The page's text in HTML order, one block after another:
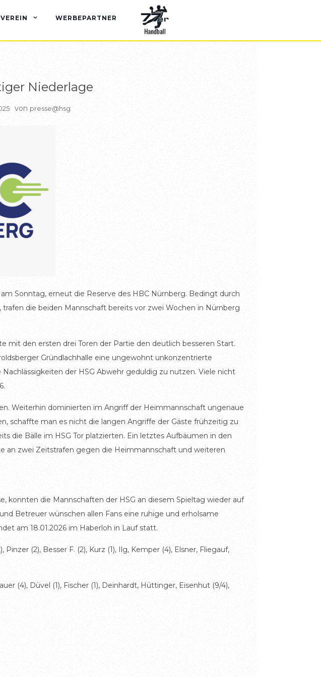
VEREIN WERBEPARTNER
Niederlage
von presse@hsg
Sonntag, erneut die Reserve des HBC Nürnberg. Bedingt durch
die beiden Mannschaft bereits vor zwei Wochen in Nürnberg
mit den ersten drei Toren der Partie den deutlich besseren Start.
Gründlachhalle eine ungewohnt unkonzentrierte
der HSG Abwehr geduldig zu nutzen. Viele nicht
Weiterhin dominierten im Angriff der Heimmannschaft ungenaue
schaffte man es nicht die langen Angriffe der Gäste frühzeitig zu
die Bälle im HSG Tor platzierten. Ein letztes Aufbäumen in den
an zwei Zeitstrafen gegen die Heimmannschaft und weiteren
konnten die Mannschaften der HSG an diesem Spieltag wieder auf
Betreuer wünschen allen Fans eine ruhige und erholsame
am 18.01.2026 im Haberloh in Lauf statt.
(2), Besser F. (2), Kurz (1), Ilg, Kemper (4), Elsner, Fliegauf,
(4), Düvel (1), Fischer (1), Deinhardt, Hüttinger, Eisenhut (9/4),